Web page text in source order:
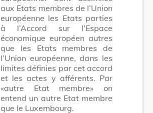
aux Etats membres de l’Union
européenne les Etats parties
à l’Accord sur l’Espace
économique européen autres
que les Etats membres de
l’Union européenne, dans les
limites définies par cet accord
et les actes y afférents. Par
«autre Etat membre» on
entend un autre Etat membre
que le Luxembourg.